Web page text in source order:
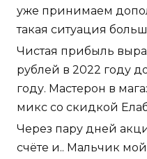
уже принимаем
такая ситуация
Чистая прибыль
рублей в 2022 году
году. Мастерон в
микс со скидкой
Через пару дней
счёте и.. Мальчик